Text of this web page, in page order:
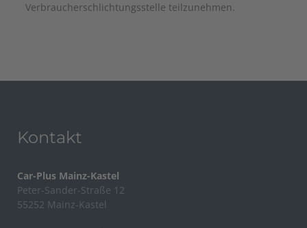
Verbraucherschlichtungsstelle teilzunehmen.
Kontakt
Car-Plus Mainz-Kastel
Peter-Sander-Straße 12
55252 Mainz-Kastel